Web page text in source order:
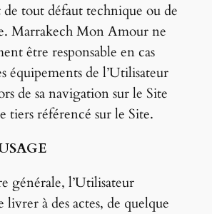
tout défaut technique ou de
Marrakech Mon Amour ne
être responsable en cas
équipements de l’Utilisateur
de sa navigation sur le Site
tiers référencé sur le Site.
générale, l’Utilisateur
livrer à des actes, de quelque